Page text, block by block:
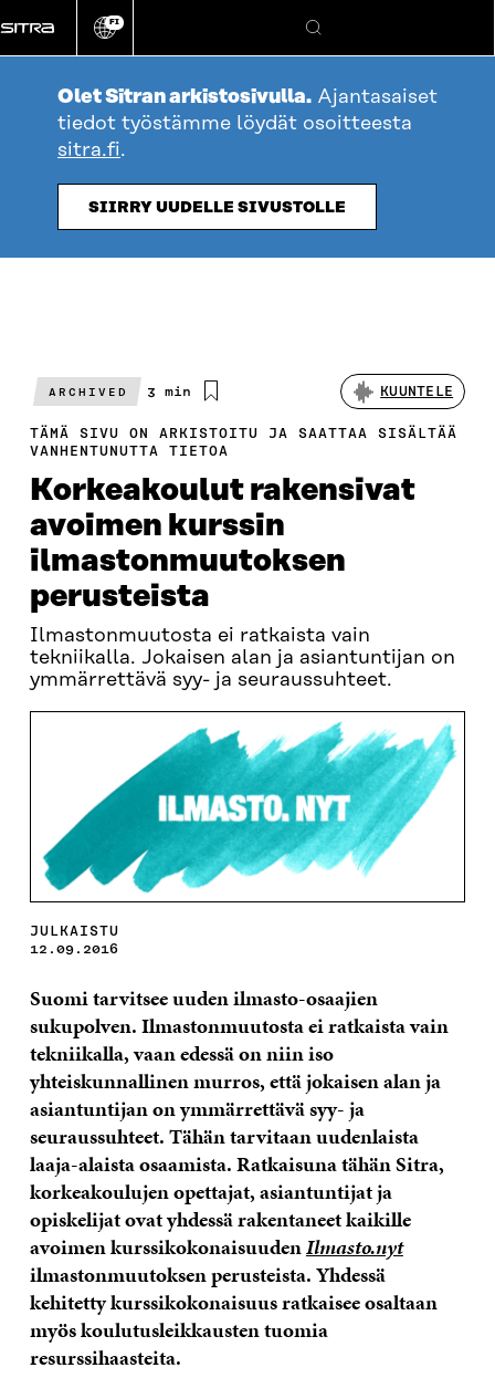
suoraan
sisältöön
Vaihda
kieli
FI
Hae
Olet Sitran arkistosivulla. Ajantasaiset
tiedot työstämme löydät osoitteesta
sitra.fi.
SIIRRY UUDELLE SIVUSTOLLE
ARCHIVED
Arvioitu
3 min KUUNTELE
TÄMÄ SIVU ON ARKISTOITU JA SAATTAA SISÄLTÄÄ
VANHENTUNUTTA TIETOA
Korkeakoulut rakensivat
avoimen kurssin
ilmastonmuutoksen
perusteista
Ilmastonmuutosta ei ratkaista vain
tekniikalla. Jokaisen alan ja asiantuntijan on
ymmärrettävä syy- ja seuraussuhteet.
JULKAISTU
12.09.2016
Suomi tarvitsee uuden ilmasto-osaajien
sukupolven. Ilmastonmuutosta ei ratkaista vain
tekniikalla, vaan edessä on niin iso
yhteiskunnallinen murros, että jokaisen alan ja
asiantuntijan on ymmärrettävä syy- ja
seuraussuhteet. Tähän tarvitaan uudenlaista
laaja-alaista osaamista. Ratkaisuna tähän Sitra,
korkeakoulujen opettajat, asiantuntijat ja
opiskelijat ovat yhdessä rakentaneet kaikille
avoimen kurssikokonaisuudenIlmasto.nyt
ilmastonmuutoksen perusteista. Yhdessä
kehitetty kurssikokonaisuus ratkaisee osaltaan
myös koulutusleikkausten tuomia
resurssihaasteita.